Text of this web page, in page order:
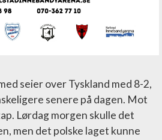
seier over Tyskland med 8-2,
senere på dagen. Mot
Lørdag morgen skulle det
men det polske laget kunne